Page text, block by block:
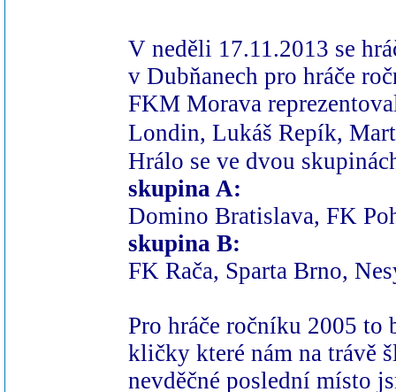
V neděli 17.11.2013 se
v Dubňanech pro hráče
FKM Morava
Londin, Lukáš Repík,
Hrálo se ve dvou
skupina A:
Domino Bratislava, FK
skupina B:
FK Rača, Sparta Brno,
Pro hráče ročníku 2005 to
kličky které nám na trávě
nevděčné poslední místo